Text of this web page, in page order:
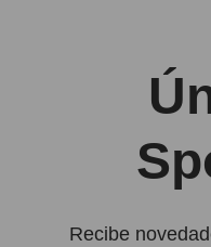
Recibe